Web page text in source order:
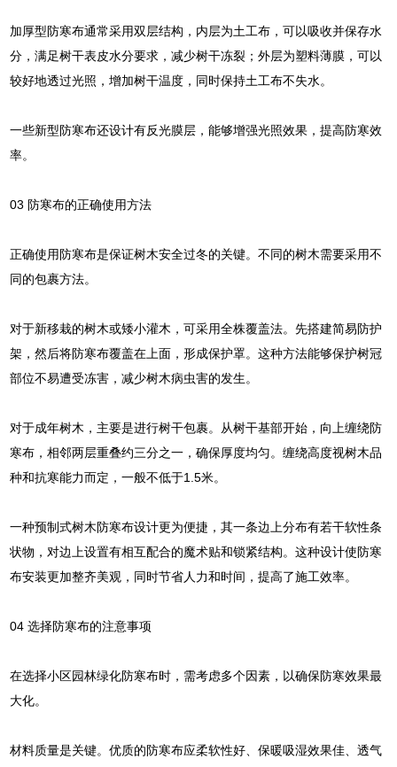
加厚型防寒布通常采用双层结构，内层为土工布，可以吸收并保存水
分，满足树干表皮水分要求，减少树干冻裂；外层为塑料薄膜，可以
较好地透过光照，增加树干温度，同时保持土工布不失水。
一些新型防寒布还设计有反光膜层，能够增强光照效果，提高防寒效
率。
03 防寒布的正确使用方法
正确使用防寒布是保证树木安全过冬的关键。不同的树木需要采用不
同的包裹方法。
对于新移栽的树木或矮小灌木，可采用全株覆盖法。先搭建简易防护
架，然后将防寒布覆盖在上面，形成保护罩。这种方法能够保护树冠
部位不易遭受冻害，减少树木病虫害的发生。
对于成年树木，主要是进行树干包裹。从树干基部开始，向上缠绕防
寒布，相邻两层重叠约三分之一，确保厚度均匀。缠绕高度视树木品
种和抗寒能力而定，一般不低于1.5米。
一种预制式树木防寒布设计更为便捷，其一条边上分布有若干软性条
状物，对边上设置有相互配合的魔术贴和锁紧结构。这种设计使防寒
布安装更加整齐美观，同时节省人力和时间，提高了施工效率。
04 选择防寒布的注意事项
在选择小区园林绿化防寒布时，需考虑多个因素，以确保防寒效果最
大化。
材料质量是关键。优质的防寒布应柔软性好、保暖吸湿效果佳、透气